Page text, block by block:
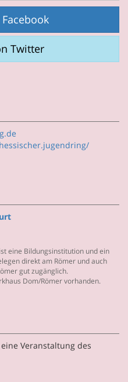
Twitter
eine Bildungsinstitution und ein
direkt am Römer und auch
gut zugänglich.
Dom/Römer vorhanden.
Veranstaltung des